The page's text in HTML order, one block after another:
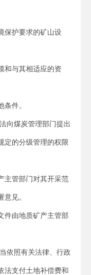
保护要求的矿山设
和与其相适应的资
条件。
向煤炭管理部门提出
定的分级管理的权限
主管部门对其开采范
见。
件由地质矿产主管部
依照有关法律、行政
法支付土地补偿费和